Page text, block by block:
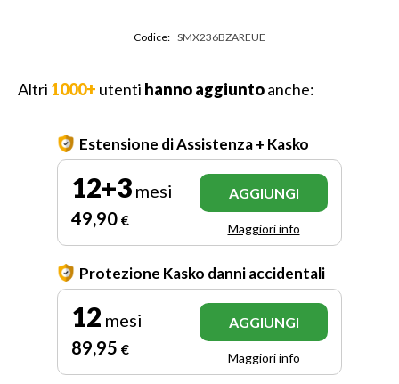
Codice: SMX236BZAREUE
Altri 1000+ utenti hanno aggiuntoanche:
Estensione di Assistenza + Kasko
12+3 mesi
49,90 €
AGGIUNGI
Maggiori info
Protezione Kasko danni accidentali
12 mesi
89,95 €
AGGIUNGI
Maggiori info